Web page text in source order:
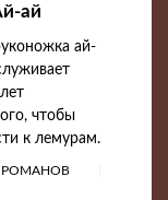
ай
ай-
чтобы
к лемурам.
РОМАНОВ